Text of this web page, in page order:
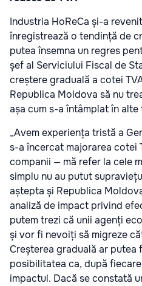
Industria HoReCa și-a
înregistrează o tendință de
putea însemna un regres
șef al Serviciului Fiscal de
creștere graduală a cotei
Republica Moldova să nu
așa cum s-a întâmplat în alte
„Avem experiența tristă a
s-a încercat majorarea cotei
companii — mă refer la cele
simplu nu au putut
aștepta și Republica
analiză de impact privind
putem trezi că unii agenți
și vor fi nevoiți să migreze
Creșterea graduală ar
posibilitatea ca, după
impactul. Dacă se constată